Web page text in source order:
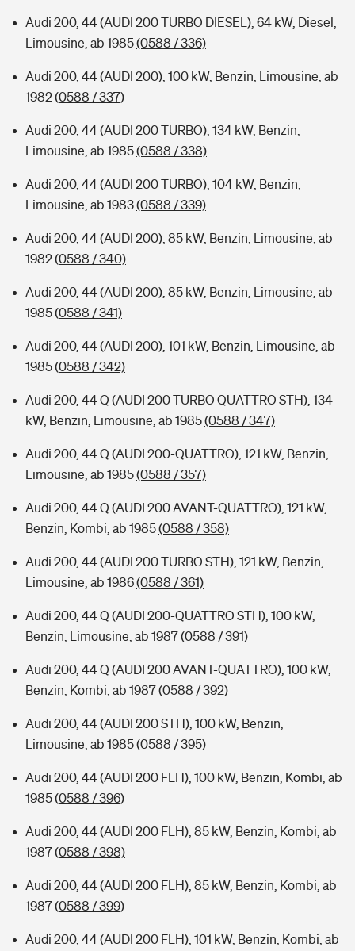
Sie haben Fragen?
Zur Übersicht
Kinderunfall-Check: Mehr Sicherheit für deine Kids
Typklassen: So ist Ihr Auto eingestuft
Sie haben Fragen?
Audi 200, 44 (AUDI 200 TURBO DIESEL), 64 kW, Diesel,
Limousine, ab 1985(0588 / 336)
Audi 200, 44 (AUDI 200), 100 kW, Benzin, Limousine, ab
1982(0588 / 337)
Audi 200, 44 (AUDI 200 TURBO), 134 kW, Benzin,
Limousine, ab 1985(0588 / 338)
Audi 200, 44 (AUDI 200 TURBO), 104 kW, Benzin,
Limousine, ab 1983(0588 / 339)
Audi 200, 44 (AUDI 200), 85 kW, Benzin, Limousine, ab
1982(0588 / 340)
Audi 200, 44 (AUDI 200), 85 kW, Benzin, Limousine, ab
1985(0588 / 341)
Audi 200, 44 (AUDI 200), 101 kW, Benzin, Limousine, ab
1985(0588 / 342)
Audi 200, 44 Q (AUDI 200 TURBO QUATTRO STH), 134
kW, Benzin, Limousine, ab 1985(0588 / 347)
Audi 200, 44 Q (AUDI 200-QUATTRO), 121 kW, Benzin,
Limousine, ab 1985(0588 / 357)
Audi 200, 44 Q (AUDI 200 AVANT-QUATTRO), 121 kW,
Benzin, Kombi, ab 1985(0588 / 358)
Audi 200, 44 (AUDI 200 TURBO STH), 121 kW, Benzin,
Limousine, ab 1986(0588 / 361)
Audi 200, 44 Q (AUDI 200-QUATTRO STH), 100 kW,
Benzin, Limousine, ab 1987(0588 / 391)
Audi 200, 44 Q (AUDI 200 AVANT-QUATTRO), 100 kW,
Benzin, Kombi, ab 1987(0588 / 392)
Audi 200, 44 (AUDI 200 STH), 100 kW, Benzin,
Limousine, ab 1985(0588 / 395)
Audi 200, 44 (AUDI 200 FLH), 100 kW, Benzin, Kombi, ab
1985(0588 / 396)
Audi 200, 44 (AUDI 200 FLH), 85 kW, Benzin, Kombi, ab
1987(0588 / 398)
Audi 200, 44 (AUDI 200 FLH), 85 kW, Benzin, Kombi, ab
1987(0588 / 399)
Audi 200, 44 (AUDI 200 FLH), 101 kW, Benzin, Kombi, ab